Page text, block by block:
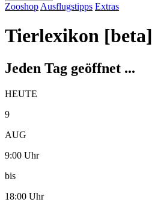
Zooshop Ausflugstipps Extras
Tierlexikon [beta]
Jeden Tag geöffnet ...
HEUTE
9
AUG
9:00 Uhr
bis
18:00 Uhr